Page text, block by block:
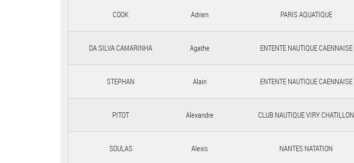
COOK Adrien PARIS AQUATIQUE
DA SILVA CAMARINHA Agathe ENTENTE NAUTIQUE CAENNAISE
STEPHAN Alain ENTENTE NAUTIQUE CAENNAISE
PITOT Alexandre CLUB NAUTIQUE VIRY CHATILLON
SOULAS Alexis NANTES NATATION